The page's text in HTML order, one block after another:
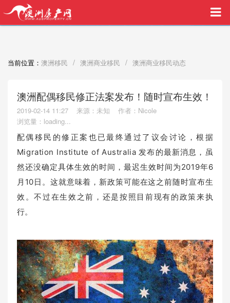
买家中介VIP服务，助您安心购房
当前位置： 澳洲移民 / 澳洲商业移民 / 澳洲商业移民动态
澳洲配偶移民修正法案发布！随时宣布生效！
2019-02-14 11:27 来源：未知
作者：Nicole
浏览量： loading...
配偶移民的修正案也已最终通过了议会讨论，根据
Migration Institute of Australia 发布的最新消息，虽
然还没确定具体生效的时间，最迟生效时间为2019年6
月10日。这就意味着，新政策可能在这之前随时宣布生
效。不过在生效之前，还是按照目前现有的政策来执
行。